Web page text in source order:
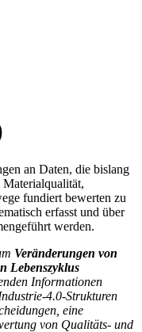
an Daten, die bislang
fundiert bewerten zu
erfasst und über
werden.
Veränderungen von
Lebenszyklus
Informationen
4.0-Strukturen
eine
von Qualitäts- und